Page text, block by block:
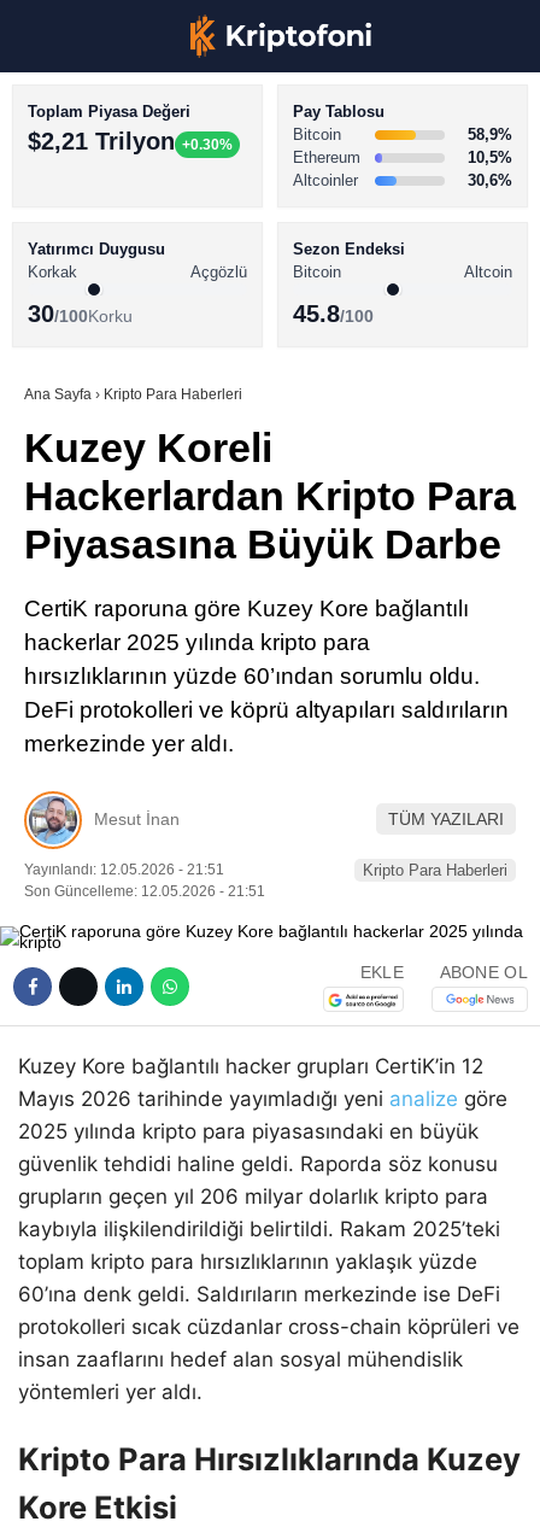
TikTok
LinkedIn
Telegram
BİTCOİN HABERLERİ
ALTCOİN HABERLERİ
SÖZLÜK
Toplam Piyasa Değeri
$2,21 Trilyon +0.30%
Pay Tablosu
Bitcoin
58,9%
Ethereum
10,5%
Altcoinler
30,6%
Yatırımcı Duygusu
Korkak
Açgözlü
30/100Korku
Sezon Endeksi
Bitcoin
Altcoin
45.8/100
Ana Sayfa › Kripto Para Haberleri
Kuzey Koreli
Hackerlardan Kripto Para
Piyasasına Büyük Darbe
CertiK raporuna göre Kuzey Kore bağlantılı
hackerlar 2025 yılında kripto para
hırsızlıklarının yüzde 60’ından sorumlu oldu.
DeFi protokolleri ve köprü altyapıları saldırıların
merkezinde yer aldı.
Mesut İnan TÜM YAZILARI
Yayınlandı: 12.05.2026 - 21:51
Son Güncelleme: 12.05.2026 - 21:51
Kripto Para Haberleri
EKLE ABONE OL
Kuzey Kore bağlantılı hacker grupları CertiK’in 12
Mayıs 2026 tarihinde yayımladığı yeni analize göre
2025 yılında kripto para piyasasındaki en büyük
güvenlik tehdidi haline geldi. Raporda söz konusu
grupların geçen yıl 206 milyar dolarlık kripto para
kaybıyla ilişkilendirildiği belirtildi. Rakam 2025’teki
toplam kripto para hırsızlıklarının yaklaşık yüzde
60’ına denk geldi. Saldırıların merkezinde ise DeFi
protokolleri sıcak cüzdanlar cross-chain köprüleri ve
insan zaaflarını hedef alan sosyal mühendislik
yöntemleri yer aldı.
Kripto Para Hırsızlıklarında Kuzey
Kore Etkisi